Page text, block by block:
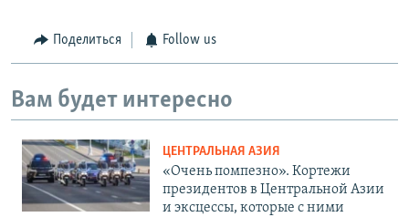
Поделиться Follow us
Вам будет интересно
ЦЕНТРАЛЬНАЯ АЗИЯ
«Очень помпезно». Кортежи
президентов в Центральной Азии
и эксцессы, которые с ними